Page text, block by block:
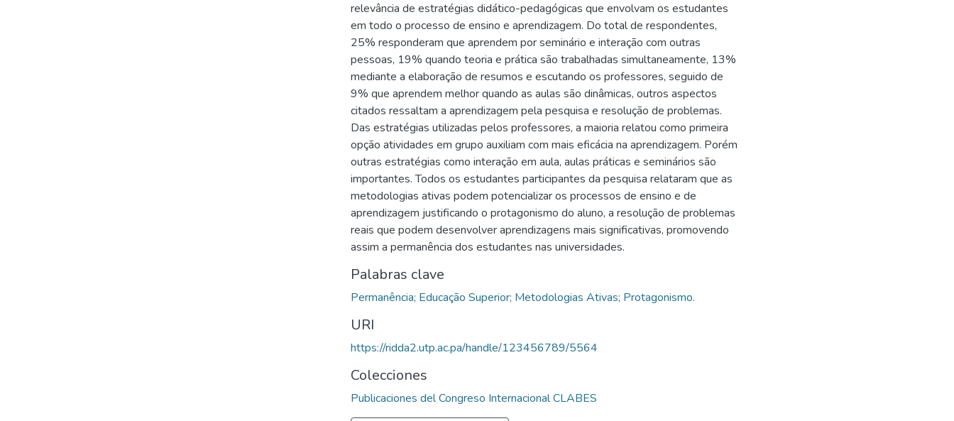
relevância de estratégias didático-pedagógicas que envolvam os estudantes
em todo o processo de ensino e aprendizagem. Do total de respondentes,
25% responderam que aprendem por seminário e interação com outras
pessoas, 19% quando teoria e prática são trabalhadas simultaneamente, 13%
mediante a elaboração de resumos e escutando os professores, seguido de
9% que aprendem melhor quando as aulas são dinâmicas, outros aspectos
citados ressaltam a aprendizagem pela pesquisa e resolução de problemas.
Das estratégias utilizadas pelos professores, a maioria relatou como primeira
opção atividades em grupo auxiliam com mais eficácia na aprendizagem. Porém
outras estratégias como interação em aula, aulas práticas e seminários são
importantes. Todos os estudantes participantes da pesquisa relataram que as
metodologias ativas podem potencializar os processos de ensino e de
aprendizagem justificando o protagonismo do aluno, a resolução de problemas
reais que podem desenvolver aprendizagens mais significativas, promovendo
assim a permanência dos estudantes nas universidades.
Palabras clave
Permanência; Educação Superior; Metodologias Ativas; Protagonismo.
URI
https://ridda2.utp.ac.pa/handle/123456789/5564
Colecciones
Publicaciones del Congreso Internacional CLABES